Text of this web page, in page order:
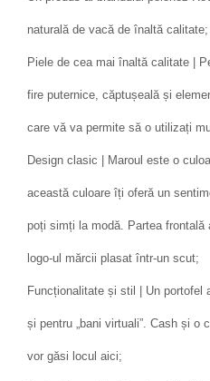
naturală de vacă de înaltă calitate;
Piele de cea mai înaltă calitate |
fire puternice, căptușeală și
care vă va permite să o utilizați
Design clasic | Maroul este o
această culoare îți oferă un
poți simți la modă. Partea
logo-ul mărcii plasat într-un scut;
Funcționalitate și stil | Un portofel
și pentru „bani virtuali”. Cash și o
vor găsi locul aici;